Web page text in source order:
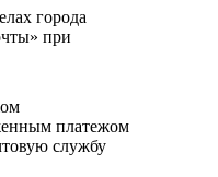
города
при
платежом
службу